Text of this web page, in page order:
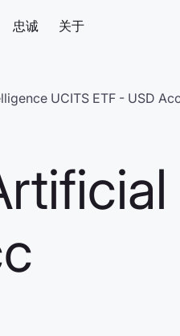
忠诚 关于
UCITS ETF - USD Acc